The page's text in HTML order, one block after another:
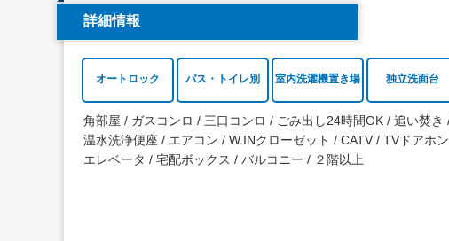
詳細情報
オートロック バス・トイレ別 室内洗濯機置き場 独立洗面台
角部屋 ガスコンロ 三口コンロ ごみ出し24時間OK 追い焚き
温水洗浄便座
エアコン W.INクローゼット CATV
TVドアホン
エレベータ
宅配ボックス バルコニー ２階以上